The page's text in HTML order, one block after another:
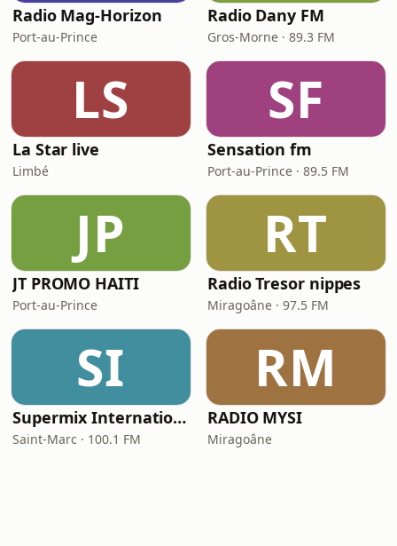
Radio Mag-Horizon
Port-au-Prince
Radio Dany FM
Gros-Morne · 89.3 FM
LS
La Star live
Limbé
SF
Sensation fm
Port-au-Prince · 89.5 FM
JP
JT PROMO HAITI
Port-au-Prince
RT
Radio Tresor nippes
Miragoâne · 97.5 FM
SI
Supermix International
Saint-Marc · 100.1 FM
RM
RADIO MYSI
Miragoâne